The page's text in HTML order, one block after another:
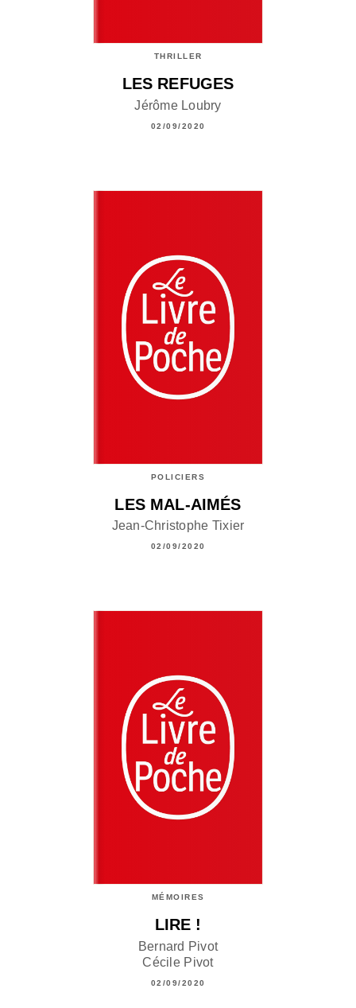
THRILLER
LES REFUGES
Jérôme Loubry
02/09/2020
POLICIERS
LES MAL-AIMÉS
Jean-Christophe Tixier
02/09/2020
MÉMOIRES
LIRE !
Bernard Pivot
Cécile Pivot
02/09/2020